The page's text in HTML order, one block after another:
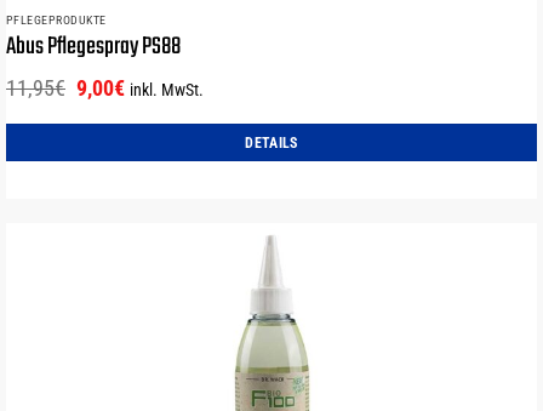
PFLEGEPRODUKTE
Abus Pflegespray PS88
11,95€ Ursprünglicher
Preis
war:
9,00€Aktueller
ist:
inkl. MwSt.
DETAILS